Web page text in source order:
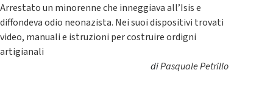
Arrestato un minorenne che inneggiava all’Isis e
diffondeva odio neonazista. Nei suoi dispositivi trovati
video, manuali e istruzioni per costruire ordigni
artigianali
diPasquale Petrillo